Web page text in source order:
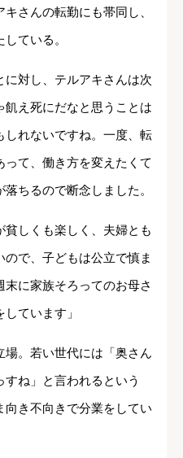
さんの転勤にも帯同し、
ている。
に対し、テルアキさんは次
え死にだなと思うことは
しれないですね。一度、転
て、働き方を変えたくて
ちるので断念しました。
しくも楽しく、夫婦とも
で、子どもは公立で慎ま
末に家族そろってのお母さ
ています」
。若い世代には「奥さん
ね」と言われるという
向き不向きで分業をしてい